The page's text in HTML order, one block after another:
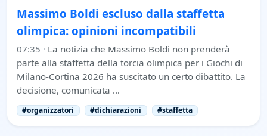
Massimo Boldi escluso dalla staffetta
olimpica: opinioni incompatibili
07:35 · La notizia che Massimo Boldi non prenderà
parte alla staffetta della torcia olimpica per i Giochi di
Milano-Cortina 2026 ha suscitato un certo dibattito. La
decisione, comunicata …
#organizzatori #dichiarazioni #staffetta